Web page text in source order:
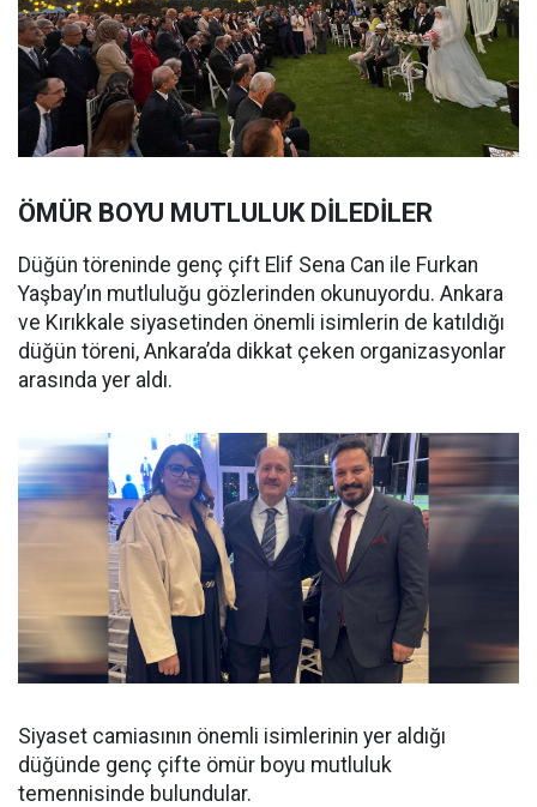
ÖMÜR BOYU MUTLULUK DİLEDİLER
Düğün töreninde genç çift Elif Sena Can ile Furkan
Yaşbay’ın mutluluğu gözlerinden okunuyordu. Ankara
ve Kırıkkale siyasetinden önemli isimlerin de katıldığı
düğün töreni, Ankara’da dikkat çeken organizasyonlar
arasında yer aldı.
Siyaset camiasının önemli isimlerinin yer aldığı
düğünde genç çifte ömür boyu mutluluk
temennisinde bulundular.